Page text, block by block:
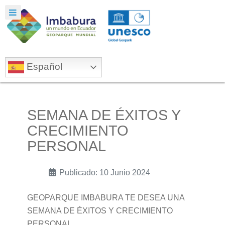
Español
SEMANA DE ÉXITOS Y
CRECIMIENTO
PERSONAL
Publicado: 10 Junio 2024
GEOPARQUE IMBABURA TE DESEA UNA
SEMANA DE ÉXITOS Y CRECIMIENTO